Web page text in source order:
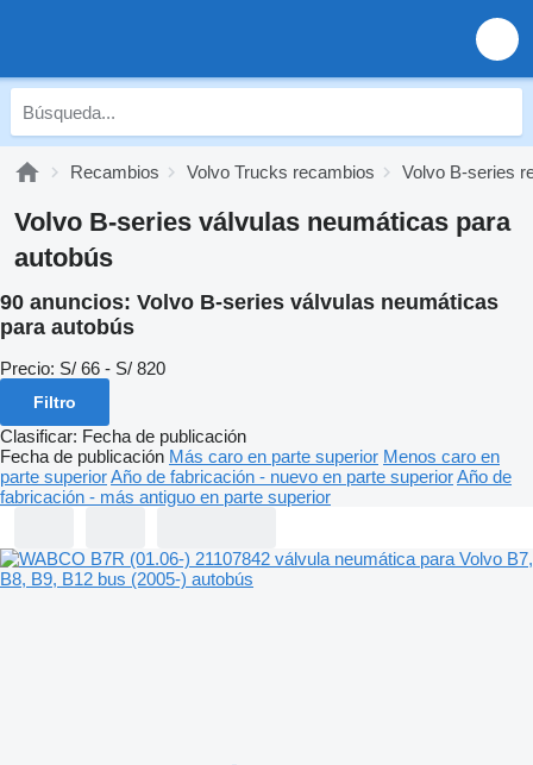
Recambios Volvo Trucks recambios Volvo B-series
Volvo B-series válvulas neumáticas para
autobús
90 anuncios: Volvo B-series válvulas neumáticas
para autobús
Precio: S/ 66 - S/ 820
Filtro
Clasificar: Fecha de publicación
Fecha de publicación Más caro en parte superior Menos caro en
parte superiorAño de fabricación - nuevo en parte superiorAño de
fabricación - más antiguo en parte superior